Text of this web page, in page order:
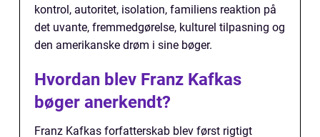
kontrol, autoritet, isolation, familiens reaktion på
det uvante, fremmedgørelse, kulturel tilpasning og
den amerikanske drøm i sine bøger.
Hvordan blev Franz Kafkas
bøger anerkendt?
Franz Kafkas forfatterskab blev først rigtigt